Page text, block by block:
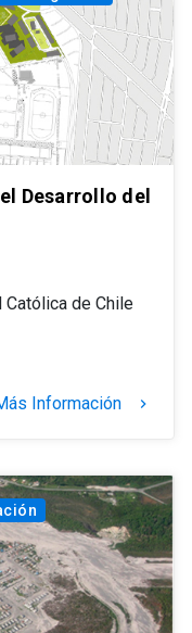
Desarrollo del
de Chile
Información keyboard_arrow_right